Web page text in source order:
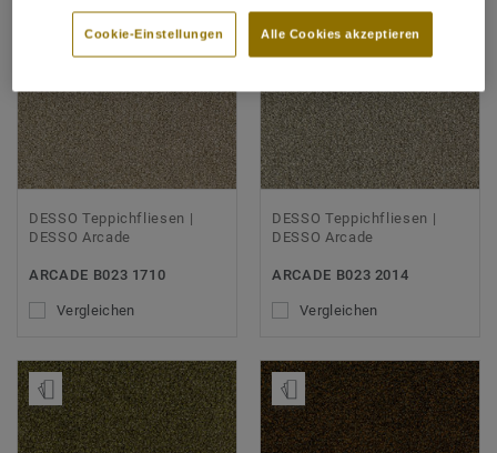
DESSO Teppichfliesen |
DESSO Arcade
ARCADE B023 1710
Vergleichen
DESSO Teppichfliesen |
DESSO Arcade
ARCADE B023 2014
Vergleichen
Muster bestellen Muster bestellen
Alle Cookies akzeptieren
Cookie-Einstellungen